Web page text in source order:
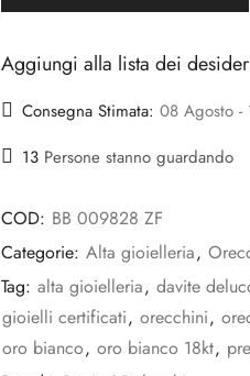
Aggiungi alla lista dei
Consegna Stimata: 08 Agosto -
13 Persone stanno guardando
COD: BB 009828 ZF
Categorie: Alta gioielleria,
Tag: alta gioielleria, davite
gioielli certificati, orecchini,
oro bianco, oro bianco 18kt,